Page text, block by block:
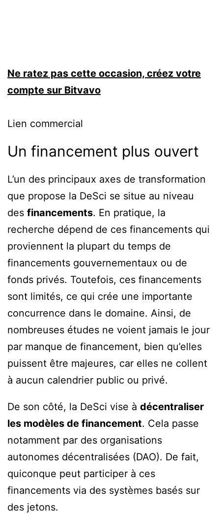
Ne ratez pas cette occasion, créez votre
compte sur Bitvavo
Lien commercial
Un financement plus ouvert
L’un des principaux axes de transformation
que propose la DeSci se situe au niveau
des financements. En pratique, la
recherche dépend de ces financements qui
proviennent la plupart du temps de
financements gouvernementaux ou de
fonds privés. Toutefois, ces financements
sont limités, ce qui crée une importante
concurrence dans le domaine. Ainsi, de
nombreuses études ne voient jamais le jour
par manque de financement, bien qu’elles
puissent être majeures, car elles ne collent
à aucun calendrier public ou privé.
De son côté, la DeSci vise à décentraliser
les modèles de financement. Cela passe
notamment par des organisations
autonomes décentralisées (DAO). De fait,
quiconque peut participer à ces
financements via des systèmes basés sur
des jetons.